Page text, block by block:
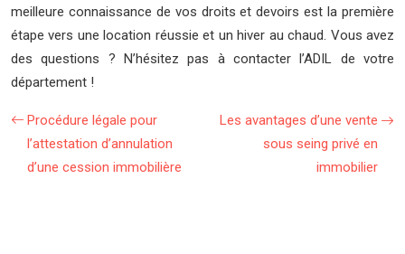
meilleure connaissance de vos droits et devoirs est la première
étape vers une location réussie et un hiver au chaud. Vous avez
des questions ? N’hésitez pas à contacter l’ADIL de votre
département !
Procédure légale pour
l’attestation d’annulation
d’une cession immobilière
Les avantages d’une vente
sous seing privé en
immobilier